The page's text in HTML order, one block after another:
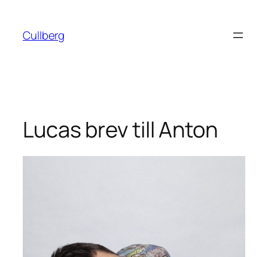
innehåll
Cullberg
Lucas brev till Anton